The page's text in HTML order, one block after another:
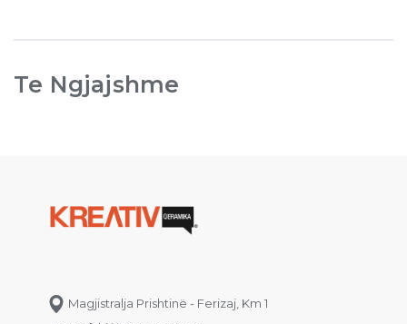
Te Ngjajshme
Magjistralja Prishtinë - Ferizaj, Km 1